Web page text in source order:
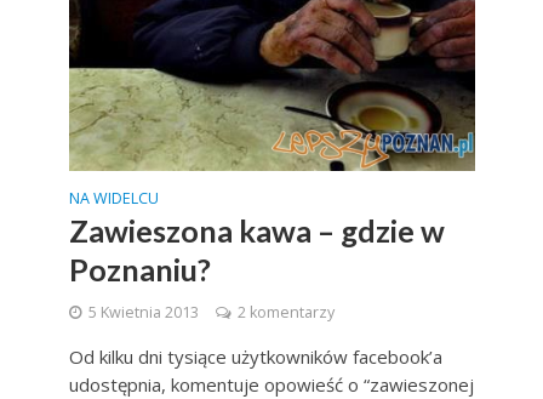
NA WIDELCU
Zawieszona kawa – gdzie w
Poznaniu?
5 Kwietnia 2013 2 komentarzy
Od kilku dni tysiące użytkowników facebook’a
udostępnia, komentuje opowieść o “zawieszonej